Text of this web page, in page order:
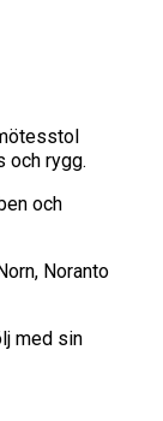
och rygg.
och
Noranto
med sin